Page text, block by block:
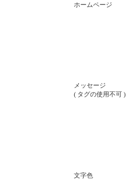
ホームページ
メッセージ
( タグの使用不可 )
文字色